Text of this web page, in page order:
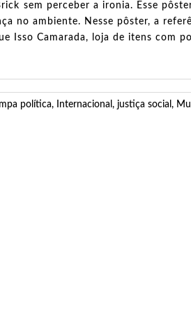
sem perceber a ironia. Esse
no ambiente. Nesse pôster, a
Isso Camarada, loja de itens com
política, Internacional , justiça social ,